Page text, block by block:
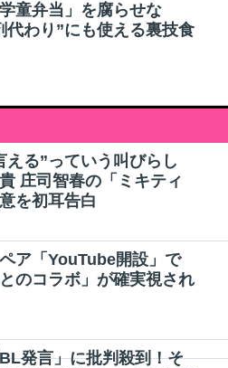
童弁当」を腐らせな
代わり”にも使える裏技食
える”っていう叫びらし
庄司智春の「ミキティ
を初耳告白
ア「YouTube開設」で
とのコラボ」が確実視され
発言」に批判殺到！そ